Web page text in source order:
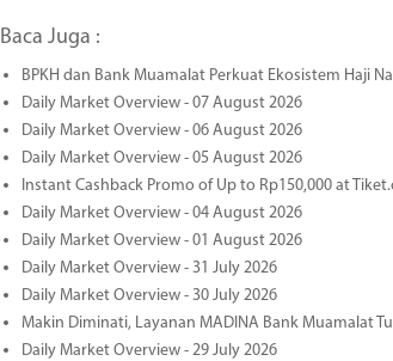
Baca Juga :
BPKH dan Bank Muamalat Perkuat Ekosistem Haji
Daily Market Overview - 07 August 2026
Daily Market Overview - 06 August 2026
Daily Market Overview - 05 August 2026
Instant Cashback Promo of Up to Rp150,000 at
Daily Market Overview - 04 August 2026
Daily Market Overview - 01 August 2026
Daily Market Overview - 31 July 2026
Daily Market Overview - 30 July 2026
Makin Diminati, Layanan MADINA Bank Muamalat
Daily Market Overview - 29 July 2026